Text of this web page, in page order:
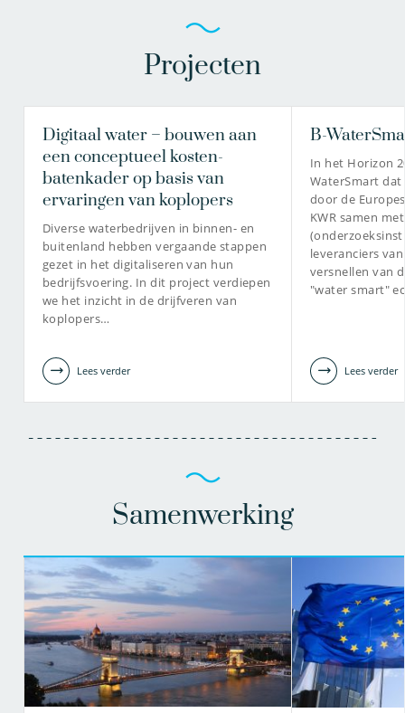
Projecten
Digitaal water – bouwen aan
een conceptueel kosten-
batenkader op basis van
ervaringen van koplopers
Diverse waterbedrijven in binnen- en
buitenland hebben vergaande stappen
gezet in het digitaliseren van hun
bedrijfsvoering. In dit project verdiepen
we het inzicht in de drijfveren van
koplopers…
Lees verder
B-
In het Horizon
WaterSmart
door de
KWR samen
leveranciers
versnellen van
"water smart"
Lees verder
Samenwerking